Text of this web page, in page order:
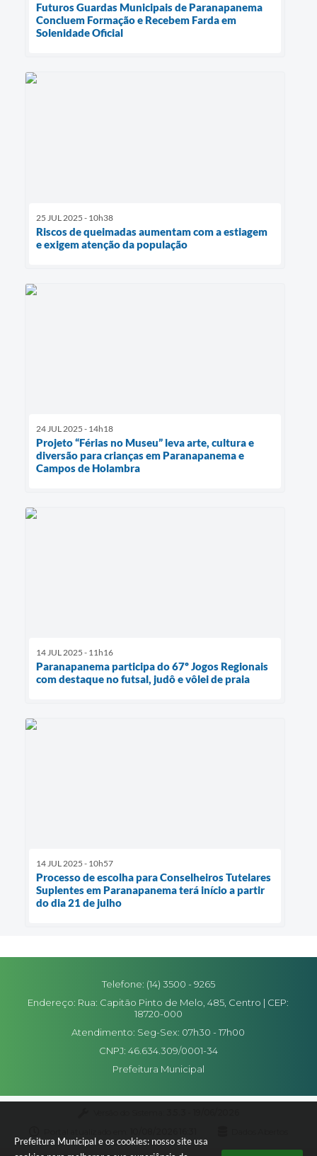
Prefeitura Municipal e os cookies: nosso site usa
Futuros Guardas Municipais de Paranapanema
Concluem Formação e Recebem Farda em
Solenidade Oficial
25 JUL 2025 - 10h38
Riscos de queimadas aumentam com a estiagem
e exigem atenção da população
24 JUL 2025 - 14h18
Projeto “Férias no Museu” leva arte, cultura e
diversão para crianças em Paranapanema e
Campos de Holambra
14 JUL 2025 - 11h16
Paranapanema participa do 67º Jogos Regionais
com destaque no futsal, judô e vôlei de praia
14 JUL 2025 - 10h57
Processo de escolha para Conselheiros Tutelares
Suplentes em Paranapanema terá início a partir
do dia 21 de julho
Telefone: (14) 3500 - 9265
Endereço: Rua: Capitão Pinto de Melo, 485, Centro | CEP:
18720-000
Atendimento: Seg-Sex: 07h30 - 17h00
CNPJ: 46.634.309/0001-34
Prefeitura Municipal